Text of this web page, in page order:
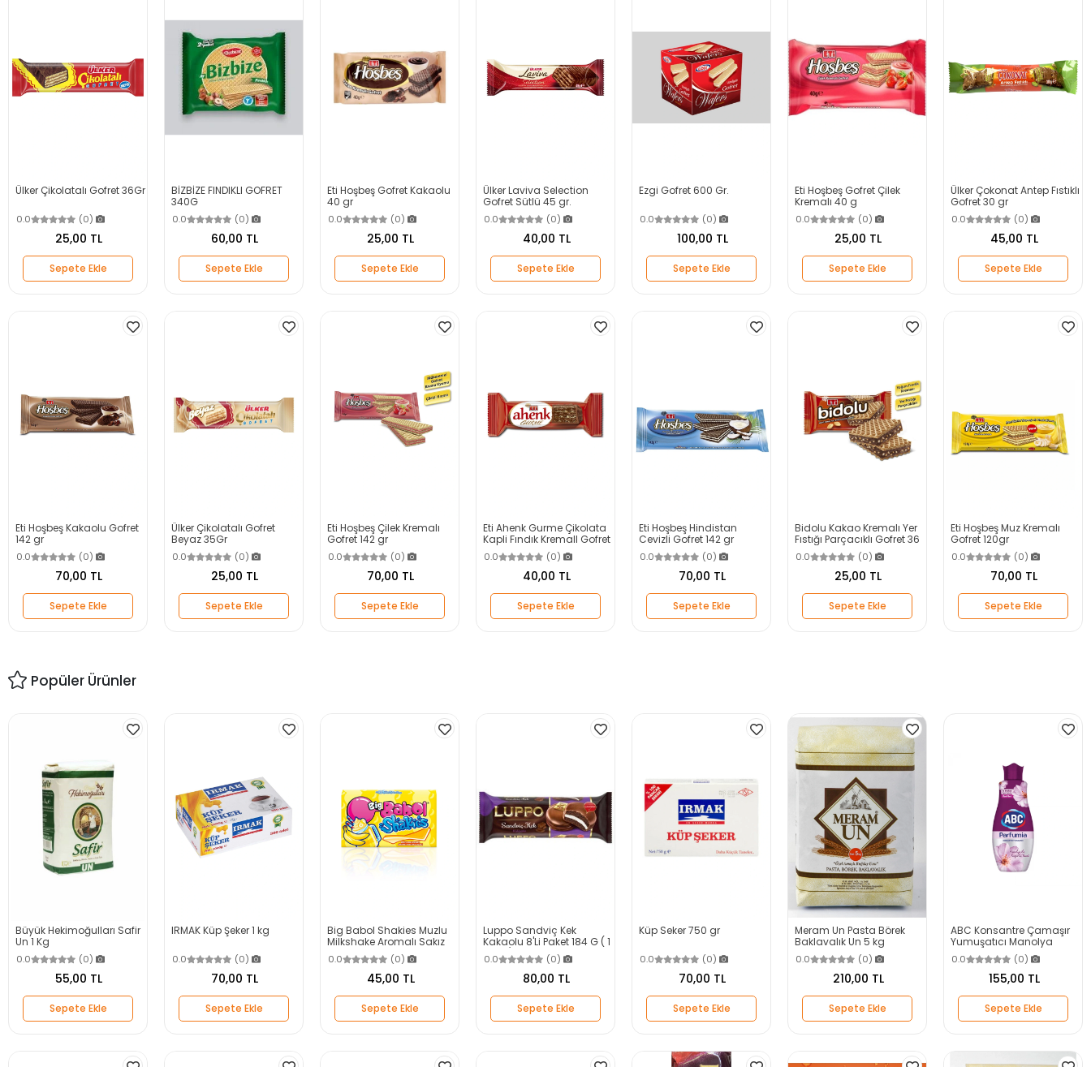
Ülker Çikolatalı Gofret 36Gr
0.0 (0)
25,00 TL
Sepete Ekle
BİZBİZE FINDIKLI GOFRET
340G
0.0 (0)
60,00 TL
Sepete Ekle
Eti Hoşbeş Gofret Kakaolu
40 gr
0.0 (0)
25,00 TL
Sepete Ekle
Ülker Laviva Selection
Gofret Sütlü 45 gr.
0.0 (0)
40,00 TL
Sepete Ekle
Ezgi Gofret 600 Gr.
0.0 (0)
100,00 TL
Sepete Ekle
Eti Hoşbeş Gofret Çilek
Kremalı 40 g
0.0 (0)
25,00 TL
Sepete Ekle
Ülker Çokonat Antep Fıstıklı
Gofret 30 gr
0.0 (0)
45,00 TL
Sepete Ekle
Eti Hoşbeş Kakaolu Gofret
142 gr
0.0 (0)
70,00 TL
Sepete Ekle
Ülker Çikolatalı Gofret
Beyaz 35Gr
0.0 (0)
25,00 TL
Sepete Ekle
Eti Hoşbeş Çilek Kremalı
Gofret 142 gr
0.0 (0)
70,00 TL
Sepete Ekle
Eti Ahenk Gurme Çikolata
Kapli Fındık KremalI Gofret
50 g
0.0 (0)
40,00 TL
Sepete Ekle
Eti Hoşbeş Hindistan
Cevizli Gofret 142 gr
0.0 (0)
70,00 TL
Sepete Ekle
Bidolu Kakao Kremalı Yer
Fıstığı Parçacıklı Gofret 36
g
0.0 (0)
25,00 TL
Sepete Ekle
Eti Hoşbeş Muz Kremalı
Gofret 120gr
0.0 (0)
70,00 TL
Sepete Ekle
Popüler Ürünler
Büyük Hekimoğulları Safir
Un 1 Kg
0.0 (0)
55,00 TL
Sepete Ekle
IRMAK Küp Şeker 1 kg
0.0 (0)
70,00 TL
Sepete Ekle
Big Babol Shakies Muzlu
Milkshake Aromalı Sakız
26 G
0.0 (0)
45,00 TL
Sepete Ekle
Luppo Sandviç Kek
Kakaolu 8'Li Paket 184 G ( 1
ADET )
0.0 (0)
80,00 TL
Sepete Ekle
Küp Seker 750 gr
0.0 (0)
70,00 TL
Sepete Ekle
Meram Un Pasta Börek
Baklavalık Un 5 kg
0.0 (0)
210,00 TL
Sepete Ekle
ABC Konsantre Çamaşır
Yumuşatıcı Manolya
1200ml 50 Yıkama
0.0 (0)
155,00 TL
Sepete Ekle